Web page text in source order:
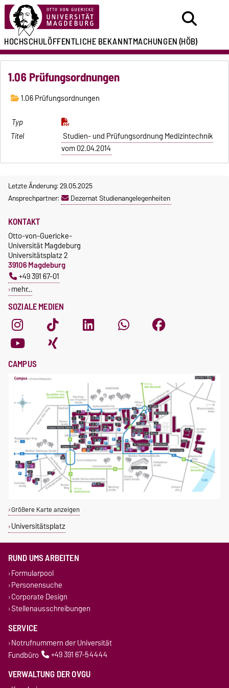
HOCHSCHULÖFFENTLICHEBEKANNTMACHUNGEN(HÖB)
1.06 Prüfungsordnungen
1.06 Prüfungsordnungen
Studien- und Prüfungsordnung Medizintechnik
vom 02.04.2014
Letzte Änderung: 29.05.2025
Ansprechpartner:
Dezernat Studienangelegenheiten
SOZIALE MEDIEN
KONTAKT
Otto-von-Guericke-
Universität Magdeburg
Universitätsplatz 2
39106 Magdeburg
+49 391 67-01
mehr…
CAMPUS
Größere Karte anzeigen
Universitätsplatz
RUND UMS ARBEITEN
Formularpool
Personensuche
Corporate Design
Stellenausschreibungen
SERVICE
Notrufnummern der Universität
Fundbüro
+49 391 67-54444
VERWALTUNG DER OVGU